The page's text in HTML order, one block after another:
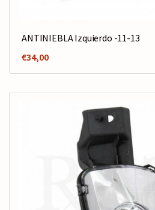
ANTINIEBLA Izquierdo -11-13
€34,00